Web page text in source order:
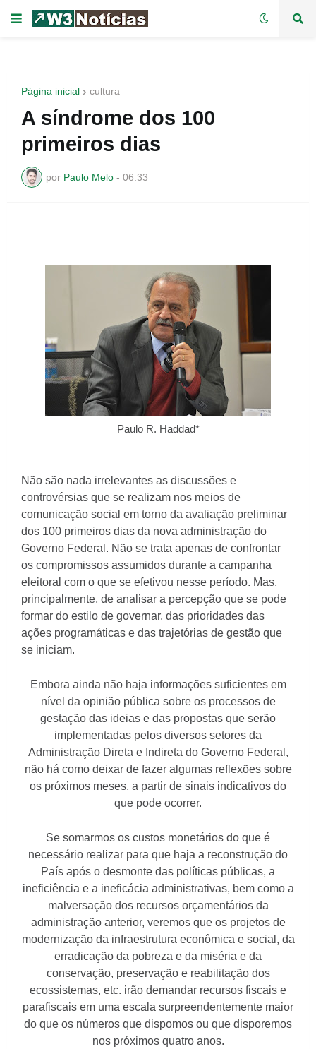
Página inicial cultura
A síndrome dos 100
primeiros dias
por Paulo Melo - 06:33
Paulo R. Haddad*
Não são nada irrelevantes as discussões e
controvérsias que se realizam nos meios de
comunicação social em torno da avaliação preliminar
dos 100 primeiros dias da nova administração do
Governo Federal. Não se trata apenas de confrontar
os compromissos assumidos durante a campanha
eleitoral com o que se efetivou nesse período. Mas,
principalmente, de analisar a percepção que se pode
formar do estilo de governar, das prioridades das
ações programáticas e das trajetórias de gestão que
se iniciam.
Embora ainda não haja informações suficientes em
nível da opinião pública sobre os processos de
gestação das ideias e das propostas que serão
implementadas pelos diversos setores da
Administração Direta e Indireta do Governo Federal,
não há como deixar de fazer algumas reflexões sobre
os próximos meses, a partir de sinais indicativos do
que pode ocorrer.
Se somarmos os custos monetários do que é
necessário realizar para que haja a reconstrução do
País após o desmonte das políticas públicas, a
ineficiência e a ineficácia administrativas, bem como a
malversação dos recursos orçamentários da
administração anterior, veremos que os projetos de
modernização da infraestrutura econômica e social, da
erradicação da pobreza e da miséria e da
conservação, preservação e reabilitação dos
ecossistemas, etc. irão demandar recursos fiscais e
parafiscais em uma escala surpreendentemente maior
do que os números que dispomos ou que disporemos
nos próximos quatro anos.